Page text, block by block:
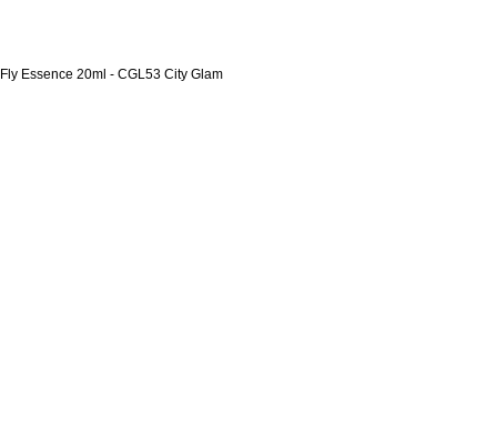
Fly Essence 20ml - CGL53 City Glam